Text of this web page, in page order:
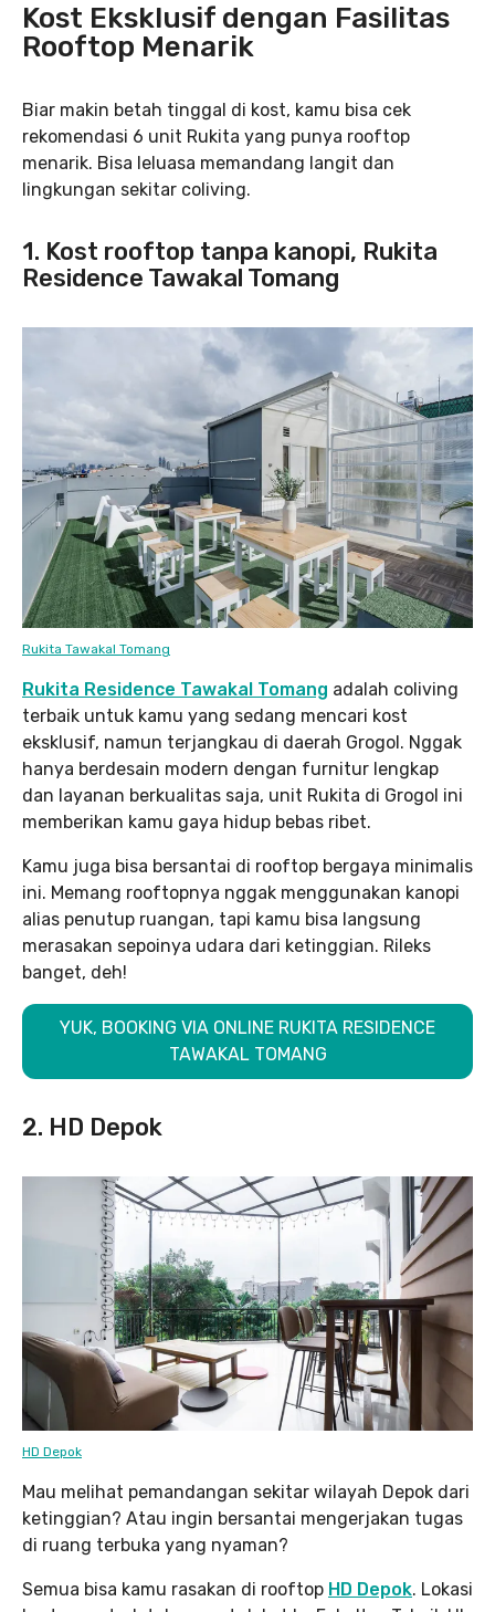
Kost Eksklusif dengan Fasilitas
Rooftop Menarik
Biar makin betah tinggal di kost, kamu bisa cek
rekomendasi 6 unit Rukita yang punya rooftop
menarik. Bisa leluasa memandang langit dan
lingkungan sekitar coliving.
1. Kost rooftop tanpa kanopi, Rukita
Residence Tawakal Tomang
Rukita Tawakal Tomang
Rukita Residence Tawakal Tomang adalah coliving
terbaik untuk kamu yang sedang mencari kost
eksklusif, namun terjangkau di daerah Grogol. Nggak
hanya berdesain modern dengan furnitur lengkap
dan layanan berkualitas saja, unit Rukita di Grogol ini
memberikan kamu gaya hidup bebas ribet.
Kamu juga bisa bersantai di rooftop bergaya minimalis
ini. Memang rooftopnya nggak menggunakan kanopi
alias penutup ruangan, tapi kamu bisa langsung
merasakan sepoinya udara dari ketinggian. Rileks
banget, deh!
YUK, BOOKING VIA ONLINE RUKITA RESIDENCE
TAWAKAL TOMANG
2. HD Depok
HD Depok
Mau melihat pemandangan sekitar wilayah Depok dari
ketinggian? Atau ingin bersantai mengerjakan tugas
di ruang terbuka yang nyaman?
Semua bisa kamu rasakan di rooftop HD Depok. Lokasi